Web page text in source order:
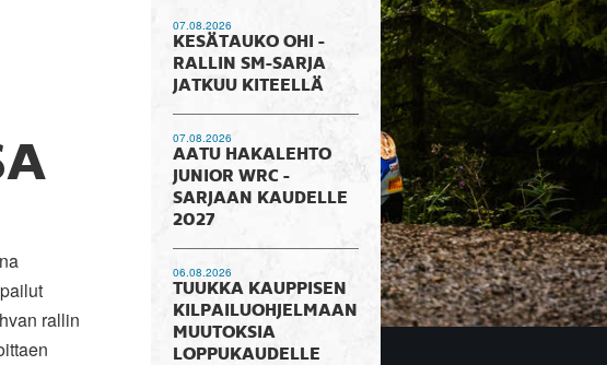
rallin
07.08.2026
KESÄTAUKO OHI -
RALLIN SM-SARJA
JATKUU KITEELLÄ
07.08.2026
AATU HAKALEHTO
JUNIOR WRC -
SARJAAN KAUDELLE
2027
06.08.2026
TUUKKA KAUPPISEN
KILPAILUOHJELMAAN
MUUTOKSIA
LOPPUKAUDELLE